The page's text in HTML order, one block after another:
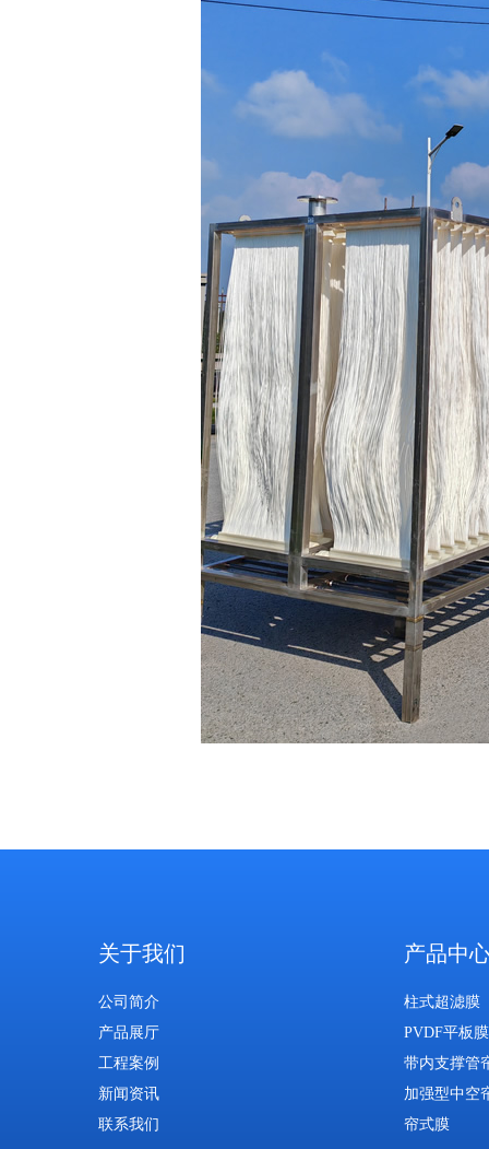
关于我们
公司简介
产品展厅
工程案例
新闻资讯
联系我们
产品中
柱式超滤膜
PVDF平板膜
带内支撑管
加强型中空
帘式膜